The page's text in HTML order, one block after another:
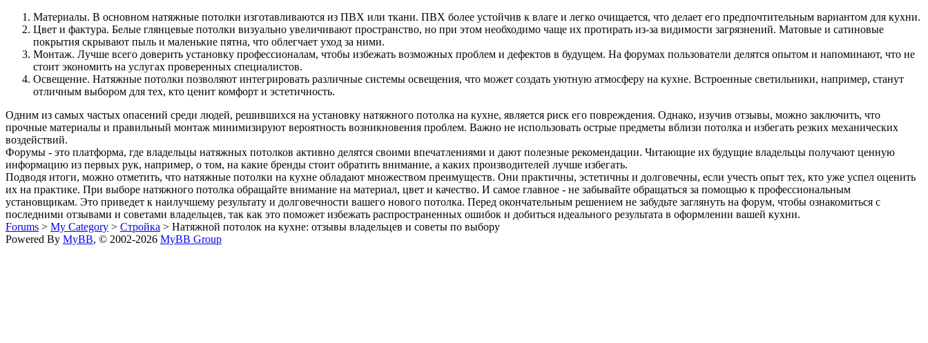
Материалы. В основном натяжные потолки изготавливаются из ПВХ или ткани. ПВХ более устойчив к влаге и легко очищается, что делает его предпочтительным вариантом для кухни.
Цвет и фактура. Белые глянцевые потолки визуально увеличивают пространство, но при этом необходимо чаще их протирать из-за видимости загрязнений. Матовые и сатиновые
покрытия скрывают пыль и маленькие пятна, что облегчает уход за ними.
Монтаж. Лучше всего доверить установку профессионалам, чтобы избежать возможных проблем и дефектов в будущем. На форумах пользователи делятся опытом и напоминают, что не
стоит экономить на услугах проверенных специалистов.
Освещение. Натяжные потолки позволяют интегрировать различные системы освещения, что может создать уютную атмосферу на кухне. Встроенные светильники, например, станут
отличным выбором для тех, кто ценит комфорт и эстетичность.
Одним из самых частых опасений среди людей, решившихся на установку натяжного потолка на кухне, является риск его повреждения. Однако, изучив отзывы, можно заключить, что
прочные материалы и правильный монтаж минимизируют вероятность возникновения проблем. Важно не использовать острые предметы вблизи потолка и избегать резких механических
воздействий.
Форумы - это платформа, где владельцы натяжных потолков активно делятся своими впечатлениями и дают полезные рекомендации. Читающие их будущие владельцы получают ценную
информацию из первых рук, например, о том, на какие бренды стоит обратить внимание, а каких производителей лучше избегать.
Подводя итоги, можно отметить, что натяжные потолки на кухне обладают множеством преимуществ. Они практичны, эстетичны и долговечны, если учесть опыт тех, кто уже успел оценить
их на практике. При выборе натяжного потолка обращайте внимание на материал, цвет и качество. И самое главное - не забывайте обращаться за помощью к профессиональным
установщикам. Это приведет к наилучшему результату и долговечности вашего нового потолка. Перед окончательным решением не забудьте заглянуть на форум, чтобы ознакомиться с
последними отзывами и советами владельцев, так как это поможет избежать распространенных ошибок и добиться идеального результата в оформлении вашей кухни.
Forums > My Category > Стройка > Натяжной потолок на кухне: отзывы владельцев и советы по выбору
Powered By MyBB, © 2002-2026 MyBB Group